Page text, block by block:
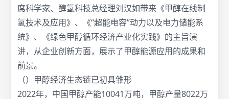
席科学家、醇氢科技总经理刘汉如带来《甲醇在线制
氢技术及应用》、《“超能电容”动力以及电力储能系
统》、《绿色甲醇循环经济产业化实践》的主旨演
讲，从企业创新方面，展示了甲醇能源应用的成果和
前景。
（）甲醇经济生态链已初具雏形
2022年，中国甲醇产能10041万吨，甲醇产量8022万